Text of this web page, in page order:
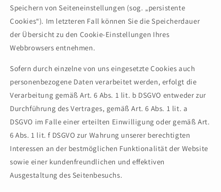
Speichern von Seiteneinstellungen (sog. „persistente
Cookies“). Im letzteren Fall können Sie die Speicherdauer
der Übersicht zu den Cookie-Einstellungen Ihres
Webbrowsers entnehmen.
Sofern durch einzelne von uns eingesetzte Cookies auch
personenbezogene Daten verarbeitet werden, erfolgt die
Verarbeitung gemäß Art. 6 Abs. 1 lit. b DSGVO entweder zur
Durchführung des Vertrages, gemäß Art. 6 Abs. 1 lit. a
DSGVO im Falle einer erteilten Einwilligung oder gemäß Art.
6 Abs. 1 lit. f DSGVO zur Wahrung unserer berechtigten
Interessen an der bestmöglichen Funktionalität der Website
sowie einer kundenfreundlichen und effektiven
Ausgestaltung des Seitenbesuchs.